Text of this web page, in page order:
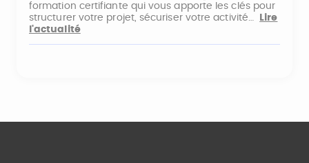
formation certifiante qui vous apporte les clés pour
structurer votre projet, sécuriser votre activité…
Lire
l'actualité